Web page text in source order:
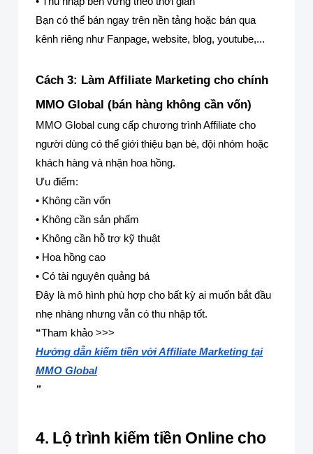
Bạn có thể bán ngay trên nền tảng hoặc bán qua
kênh riêng như Fanpage, website, blog, youtube,...
Cách 3: Làm Affiliate Marketing cho chính
MMO Global (bán hàng không cần vốn)
MMO Global cung cấp chương trình Affiliate cho
người dùng có thể giới thiệu bạn bè, đội nhóm hoặc
khách hàng và nhận hoa hồng.
Ưu điểm:
• Không cần vốn
• Không cần sản phẩm
• Không cần hỗ trợ kỹ thuật
• Hoa hồng cao
• Có tài nguyên quảng bá
Đây là mô hình phù hợp cho bất kỳ ai muốn bắt đầu
nhẹ nhàng nhưng vẫn có thu nhập tốt.
“Tham khảo >>>
Hướng dẫn kiếm tiền với Affiliate Marketing tại
MMO Global
”
4. Lộ trình kiếm tiền Online cho